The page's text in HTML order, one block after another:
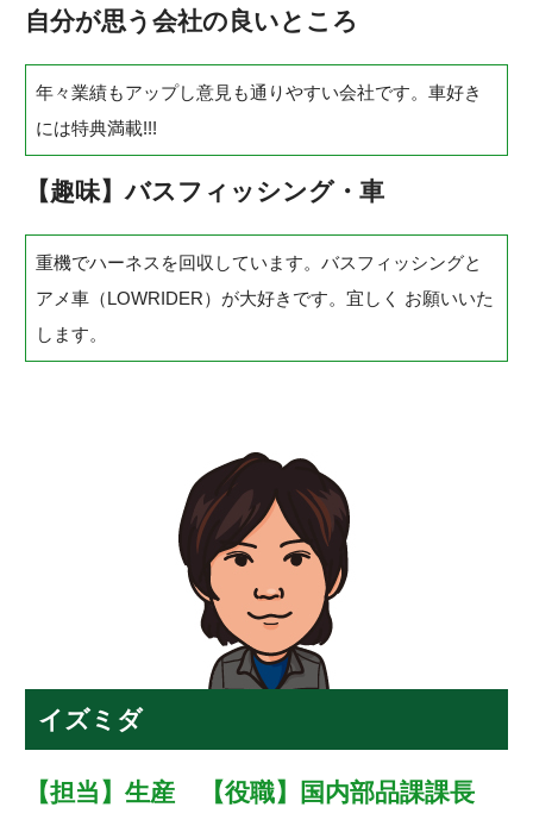
自分が思う会社の良いところ
年々業績もアップし意見も通りやすい会社です。車好き
には特典満載!!!
【趣味】バスフィッシング・車
重機でハーネスを回収しています。バスフィッシングと
アメ車（LOWRIDER）が大好きです。宜しく お願いいた
します。
イズミダ
【担当】生産 【役職】国内部品課課長